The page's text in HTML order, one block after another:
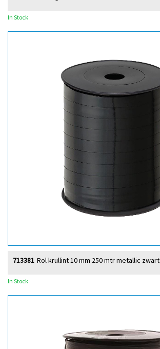
In Stock
Rol krullint 10 mm 250 mtr metallic zwart
713381
In Stock